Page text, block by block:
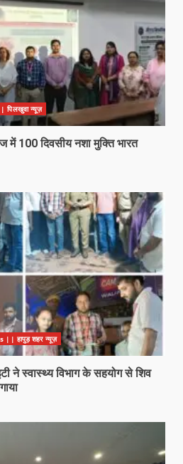
न्यूज़
100 दिवसीय नशा मुक्ति भारत
|| हापुड़ शहर न्यूज़
ने स्वास्थ्य विभाग के सहयोग से शिव